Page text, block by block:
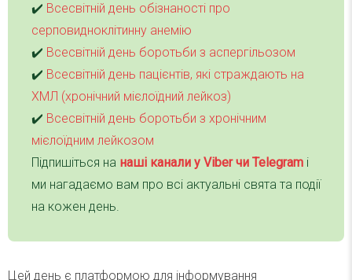
✔️ Всесвітній день обізнаності про
серповидноклітинну анемію
✔️ Всесвітній день боротьби з аспергільозом
✔️ Всесвітній день пацієнтів, які страждають на
ХМЛ (хронічний мієлоїдний лейкоз)
✔️ Всесвітній день боротьби з хронічним
мієлоїдним лейкозом
Підпишіться на наші канали у Viber чи Telegram і
ми нагадаємо вам про всі актуальні свята та події
на кожен день.
Цей день є платформою для інформування